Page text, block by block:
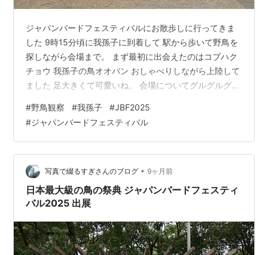
ジャパンバードフェスティバルにお散歩しに行ってきま
した 9時15分頃に我孫子に到着して 駅から歩いて野鳥を
探しながら会場まで。 まず最初に出会えたのはコブハク
チョウ 我孫子の鳥オオバン おしゃべりしながら上陸して
ました 足大きくて可愛いね。 会場についてグルグルグル
まり写真も撮ってない！ 冊子をいただいたり説明を聞い
たり鳥の博物館をのぞいてみたりも出来ましたが アビス
タや水の館の中などは見る余裕なく 今年はじめてJBFに
行ったので効率よくまわれていなかった感はありました
体験系は1個もできていないので次はもう少し予定をしっ
かり組んで行きたい…
#野鳥観察 #我孫子 #JBF2025
#ジャパンバードフェスティバル
写真で綴るすぎさんのブログ • 9ヶ月前
日本最大級の鳥の祭典 ジャパンバードフェスティ
バル2025 出展